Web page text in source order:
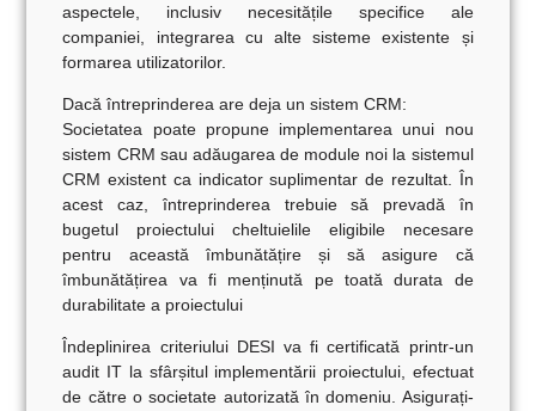
aspectele, inclusiv necesitățile specifice ale
companiei, integrarea cu alte sisteme existente și
formarea utilizatorilor.
Dacă întreprinderea are deja un sistem CRM:
Societatea poate propune implementarea unui nou
sistem CRM sau adăugarea de module noi la sistemul
CRM existent ca indicator suplimentar de rezultat. În
acest caz, întreprinderea trebuie să prevadă în
bugetul proiectului cheltuielile eligibile necesare
pentru această îmbunătățire și să asigure că
îmbunătățirea va fi menținută pe toată durata de
durabilitate a proiectului
Îndeplinirea criteriului DESI va fi certificată printr-un
audit IT la sfârșitul implementării proiectului, efectuat
de către o societate autorizatăîn domeniu. Asigurați-